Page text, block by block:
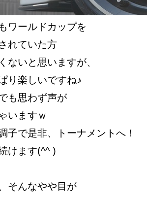
ワールドカップを
れていた方
ないと思いますが、
り楽しいですね♪
も思わず声が
いますｗ
子で是非、トーナメントへ！
けます(^^ )ゞ
そんなやや目が